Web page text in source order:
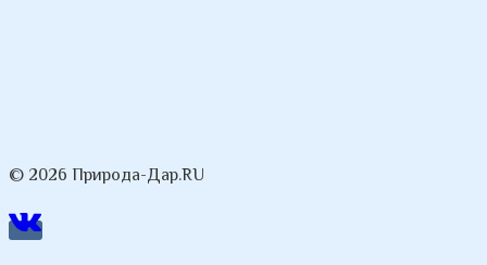
© 2026 Природа-Дар.RU